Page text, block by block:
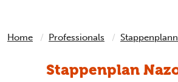
Home Professionals
Stappenplan